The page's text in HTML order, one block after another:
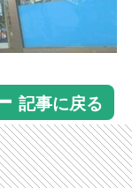
記事に戻る